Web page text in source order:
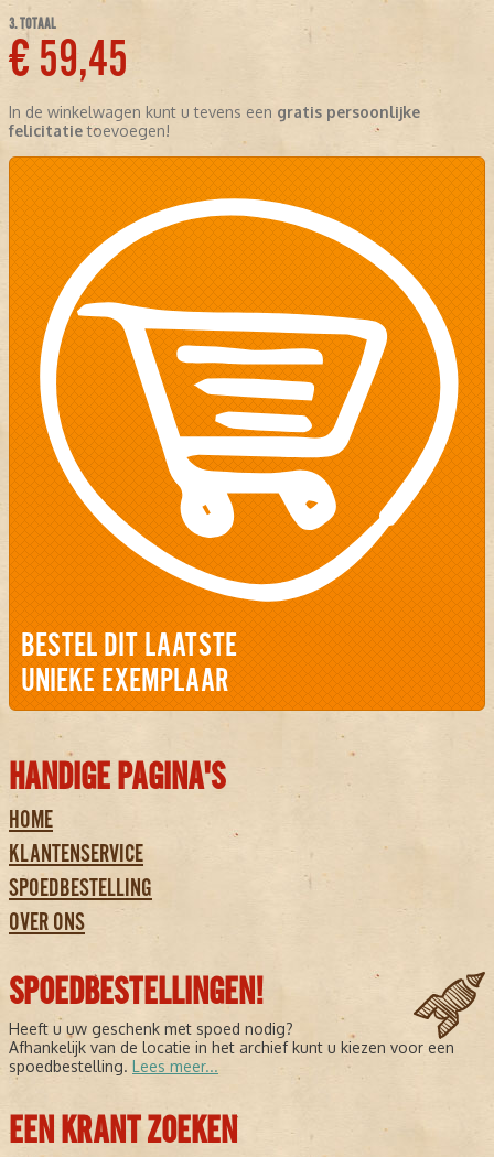
3. TOTAAL
€ 59,45
In de winkelwagen kunt u tevens een gratis persoonlijke
felicitatietoevoegen!
BESTEL DIT LAATSTE
UNIEKE EXEMPLAAR
HANDIGE PAGINA'S
HOME
KLANTENSERVICE
SPOEDBESTELLING
OVER ONS
SPOEDBESTELLINGEN!
Heeft u uw geschenk met spoed nodig?
Afhankelijk van de locatie in het archief kunt u kiezen voor een
spoedbestelling. Lees meer...
EEN KRANT ZOEKEN